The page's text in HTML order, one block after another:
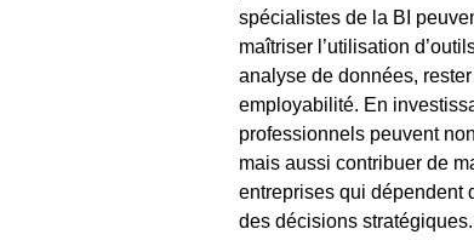
spécialistes de la BI
maîtriser l’utilisation
analyse de données,
employabilité. En
professionnels peuvent
mais aussi contribuer de
entreprises qui dépendent
des décisions stratégiques.